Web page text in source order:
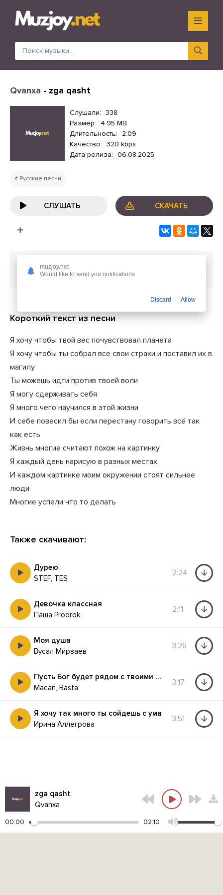
Qvanxa - zga qasht
Слушали: 338
Размер:
4.95 MB
Длительность:
2:09
Качество: 320 kbps
Дата релиза: 06.08.2025
Русские песни
СЛУШАТЬ СКАЧАТЬ
Скачать песню
бесплатно
Короткий текст из песни
Я хочу чтобы твой вес почувствовал планета
Я хочу чтобы ты собрал все свои страхи и поставил их в
магилу
Ты можешь идти против твоей воли
Я могу сдерживать себя
Я много чего научился в этой жизни
И себе повесил бы если перестану говорить всё так
как есть
Жизнь многие считают похож на картинку
Я каждый день нарисую в разных местах
И каждом картинке моим окружении стоят сильнее
люди
Многие успели что то делать
Также скачивают:
Дурею
STEF, TES
2:24
Девочка классная
Паша Proorok
2:11
Моя душа
Вусал Мирзаев
3:26
Пусть Бог будет рядом с твоими планами
Macan, Basta
3:17
Я хочу так много ты сойдешь с ума
Ирина Аллегрова
3:51
zga qasht
Qvanxa
00:00 02:10
muzjoy.net
Would like to send you notifications
Discard Allow